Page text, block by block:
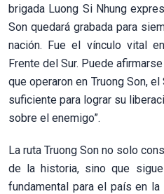
brigada Luong Si Nhung
Son quedará grabada para
nación. Fue el vínculo vital
Frente del Sur. Puede
que operaron en Truong Son,
suficiente para lograr su
sobre el enemigo”.
La ruta Truong Son no solo
de la historia, sino que
fundamental para el país en